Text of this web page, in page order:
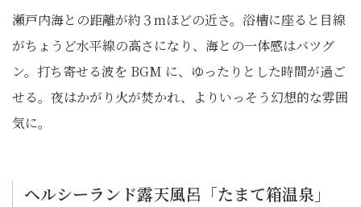
瀬戸内海との距離が約３mほどの近さ。浴槽に座ると目線
がちょうど水平線の高さになり、海との一体感はバツグ
ン。打ち寄せる波を BGM に、ゆったりとした時間が過ご
せる。夜はかがり火が焚かれ、よりいっそう幻想的な雰囲
気に。
ヘルシーランド露天風呂「たまて箱温泉」